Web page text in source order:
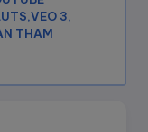
3,
THAM